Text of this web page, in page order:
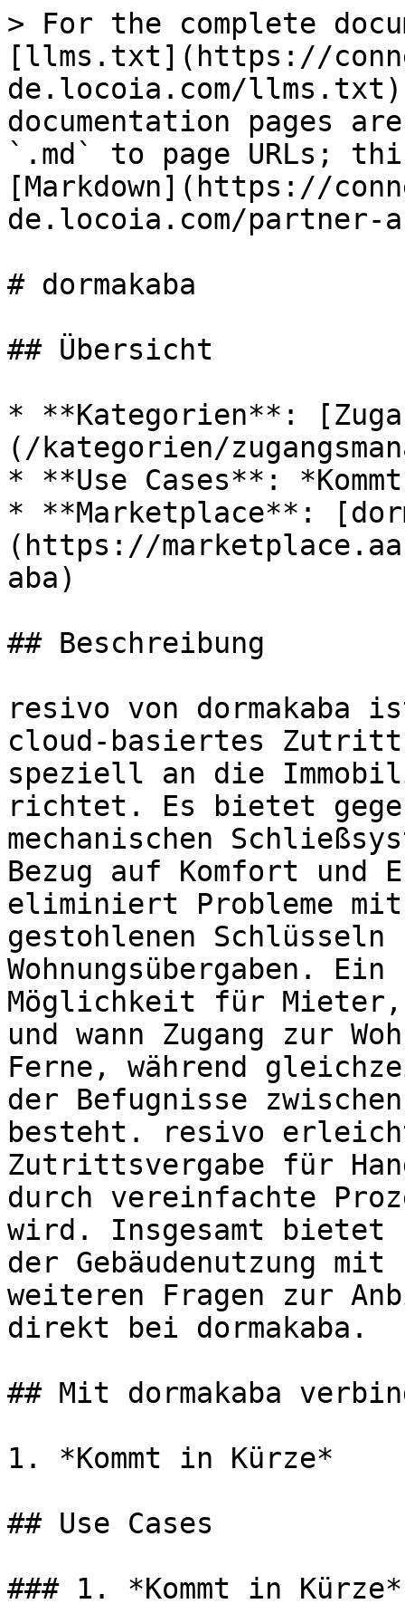
> For the complete
[llms.txt](https://
de.locoia.com/
documentation pages
`.md` to page URLs;
[Markdown](https://
de.locoia.com/partner-
# dormakaba
## Übersicht
* **Kategorien**:
(/kategorien/
* **Use Cases**:
* **Marketplace**:
(https://
aba)
## Beschreibung
resivo von
cloud-basiertes
speziell an die
richtet. Es bietet
mechanischen
Bezug auf Komfort und
eliminiert Probleme
gestohlenen
Wohnungsübergaben.
Möglichkeit für Mieter,
und wann Zugang zur
Ferne, während
der Befugnisse
besteht. resivo
Zutrittsvergabe für
durch vereinfachte
wird. Insgesamt bietet
der Gebäudenutzung
weiteren Fragen zur
direkt bei dormakaba.
## Mit dormakaba
1. *Kommt in Kürze*
## Use Cases
### 1. *Kommt in Kürze*